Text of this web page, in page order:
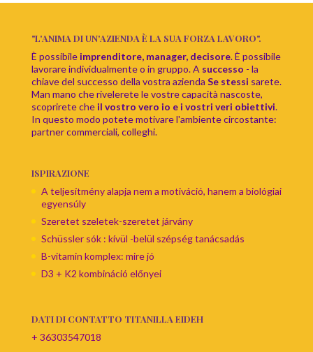
"L'ANIMA DI UN'AZIENDA È LA SUA FORZA LAVORO".
È possibile imprenditore, manager, decisore. È possibile
lavorare individualmente o in gruppo. A successo - la
chiave del successo della vostra azienda Se stessi sarete.
Man mano che rivelerete le vostre capacità nascoste,
scoprirete che il vostro vero io e i vostri veri obiettivi.
In questo modo potete motivare l'ambiente circostante:
partner commerciali, colleghi.
ISPIRAZIONE
A teljesítmény alapja nem a motiváció, hanem a biológiai
egyensúly
Szeretet szeletek-szeretet járvány
Schüssler sók : kívül -belül szépség tanácsadás
B-vitamin komplex: mire jó
D3 + K2 kombináció előnyei
DATI DI CONTATTO TITANILLA EIDEH
+ 36303547018